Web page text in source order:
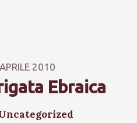
2010
Ebraica